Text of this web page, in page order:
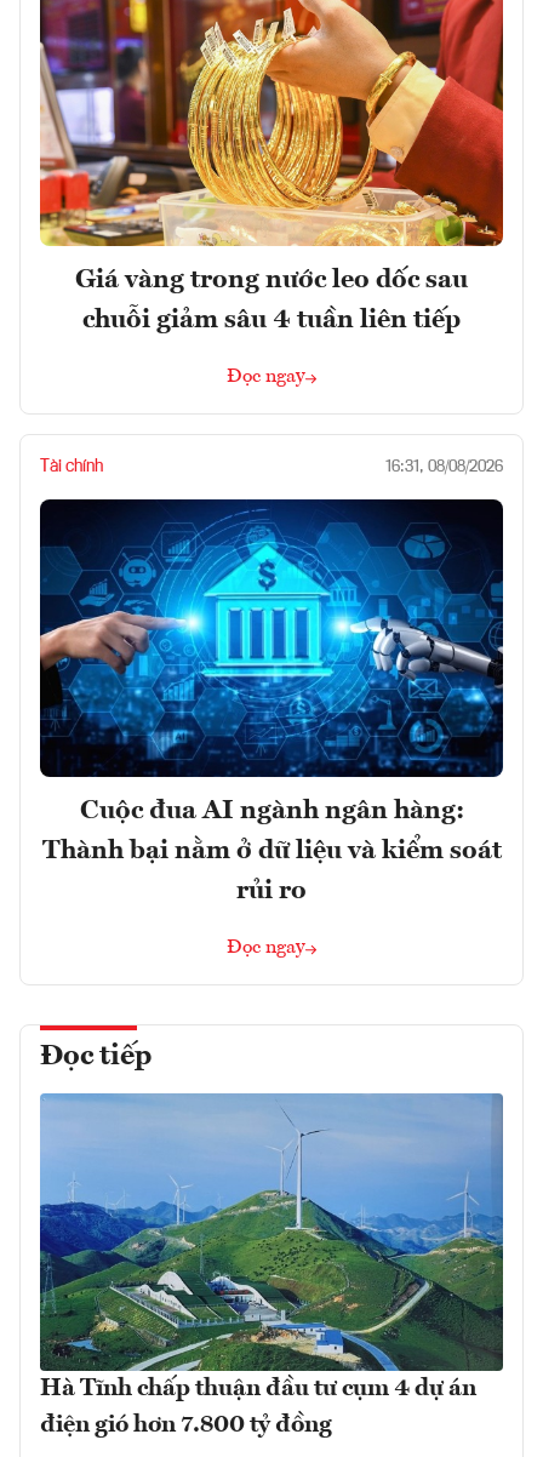
Giá vàng trong nước leo dốc sau
chuỗi giảm sâu 4 tuần liên tiếp
Đọc ngay
Tài chính 16:31, 08/08/2026
Cuộc đua AI ngành ngân hàng:
Thành bại nằm ở dữ liệu và kiểm soát
rủi ro
Đọc ngay
Đọc tiếp
Hà Tĩnh chấp thuận đầu tư cụm 4 dự án
điện gió hơn 7.800 tỷ đồng